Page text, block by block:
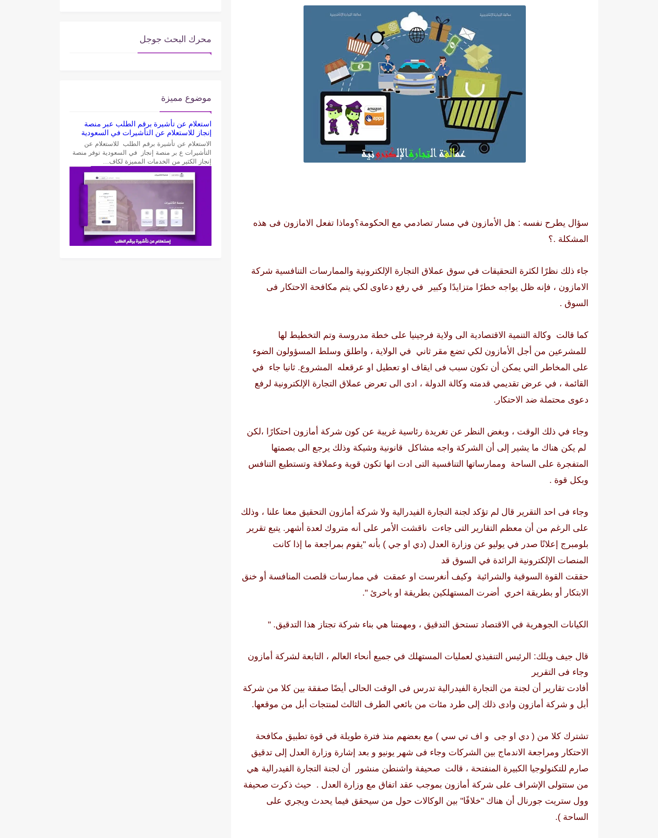
سؤال يطرح نفسه : هل الأمازون في مسار تصادمي مع الحكومة؟وماذا تفعل الامازون فى هذه
المشكلة .؟
جاء ذلك نظرًا لكثرة التحقيقات في سوق عملاق التجارة الإلكترونية والممارسات التنافسية شركة
الامازون ، فإنه ظل يواجه خطرًا متزايدًا وكبير
في رفع دعاوى لكي يتم مكافحة الاحتكار فى
السوق .
كما قالت وكالة التنمية الاقتصادية الى ولاية فرجينيا على خطة مدروسة وتم التخطيط لها
للمشرعين من أجل الأمازون لكي تضع مقر ثاني في الولاية ، واطلق وسلط المسؤولون الضوء
على المخاطر التي يمكن أن تكون سبب فى ايقاف او تعطيل او عرقعله المشروع. ثانيا جاء في
القائمة ، في عرض تقديمي قدمته وكالة الدولة ، ادى الى تعرض عملاق التجارة الإلكترونية لرفع
دعوى محتملة ضد الاحتكار.
وجاء في ذلك الوقت ، وبغض النظر عن تغريدة رئاسية غريبة عن كون شركة أمازون احتكارًا ،لكن
لم يكن هناك ما يشير إلى أن الشركة واجه مشاكل قانونية وشيكة وذلك يرجع الى بصمتها
المتفجرة على الساحة وممارساتها التنافسية التى ادت انها تكون قوية وعملاقة وتستطيع التنافس
وبكل قوة .
وجاء فى احد التقرير قال لم تؤكد لجنة التجارة الفيدرالية ولا شركة أمازون التحقيق معنا علنا ، وذلك
على الرغم من أن معظم التقارير التى جاءت ناقشت الأمر على أنه متروك لعدة أشهر. يتبع تقرير
بلومبرج إعلانًا صدر في يوليو عن وزارة العدل (دي او جي ) بأنه "يقوم بمراجعة ما إذا كانت
المنصات الإلكترونية الرائدة في السوق قد
حققت القوة السوقية والشرائية وكيف أنغرست او عمقت في ممارسات قلصت المنافسة أو خنق
الابتكار أو بطريقة اخري أضرت المستهلكين بطريقة او باخرئ ".
الكيانات الجوهرية في الاقتصاد تستحق التدقيق ، ومهمتنا هي بناء شركة تجتاز هذا التدقيق. "
قال جيف ويلك: الرئيس التنفيذي لعمليات المستهلك في جميع أنحاء العالم ، التابعة لشركة أمازون
وجاء فى التقرير
أفادت تقارير أن لجنة من التجارة الفيدرالية تدرس فى الوقت الحالى أيضًا صفقة بين كلا من شركة
أبل و شركة أمازون وادى ذلك إلى طرد مئات من بائعي الطرف الثالث لمنتجات أبل من موقعها.
تشترك كلا من ( دي او جى و اف تي سي ) مع بعضهم منذ فترة طويلة في قوة تطبيق مكافحة
الاحتكار ومراجعة الاندماج بين الشركات وجاء فى شهر يونيو و بعد إشارة وزارة العدل إلى تدقيق
صارم للتكنولوجيا الكبيرة المنفتحة ، قالت صحيفة واشنطن منشور أن لجنة التجارة الفيدرالية هي
من ستتولى الإشراف على شركة أمازون بموجب عقد اتفاق مع وزارة العدل . حيث ذكرت صحيفة
وول ستريت جورنال أن هناك "خلافًا" بين الوكالات حول من سيحقق فيما يحدث ويجري على
الساحة ).
محرك البحث جوجل
موضوع مميزة
استعلام عن تأشيرة برقم الطلب عبر منصة
إنجاز للاستعلام عن التأشيرات في السعودية
الاستعلام عن تأشيرة برقم الطلب للاستعلام عن
التأشيرات ع بر منصة إنجاز في السعودية توفر منصة
إنجاز الكثير من الخدمات المميزة لكاف…